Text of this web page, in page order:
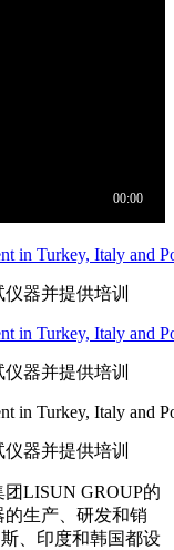
器并提供培训
器并提供培训
器并提供培训
LISUN GROUP的
生产、研发和销
、印度和韩国都设